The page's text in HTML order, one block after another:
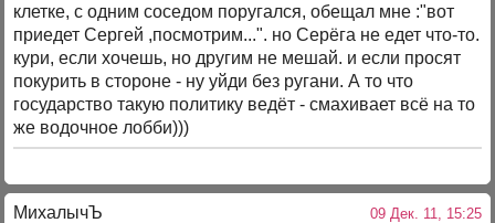
клетке, с одним соседом поругался, обещал мне :"вот
приедет Сергей ,посмотрим...". но Серёга не едет что-то.
кури, если хочешь, но другим не мешай. и если просят
покурить в стороне - ну уйди без ругани. А то что
государство такую политику ведёт - смахивает всё на то
же водочное лобби)))
МихалычЪ 09 Дек. 11, 15:25